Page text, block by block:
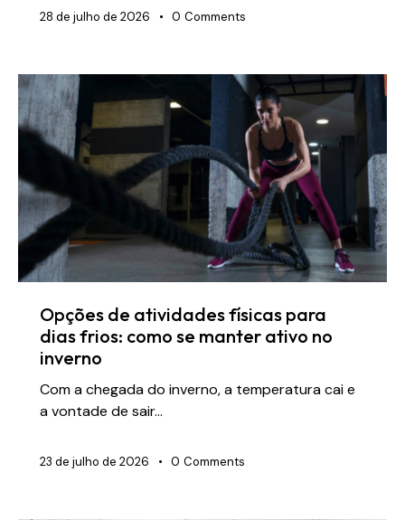
28 de julho de 2026 0 Comments
Opções de atividades físicas para
dias frios: como se manter ativo no
inverno
Com a chegada do inverno, a temperatura cai e
a vontade de sair…
23 de julho de 2026 0 Comments